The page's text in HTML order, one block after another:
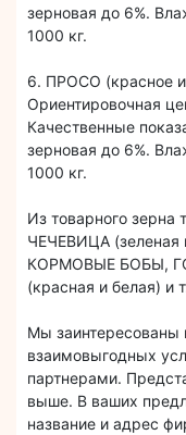
зерновая до 6%.
1000 кг.
6. ПРОСО (красное и
Ориентировочная
Качественные
зерновая до 6%.
1000 кг.
Из товарного зерна
ЧЕЧЕВИЦА (зеленая
КОРМОВЫЕ БОБЫ,
(красная и белая) и
Мы заинтересованы
взаимовыгодных
партнерами.
выше. В ваших
название и адрес